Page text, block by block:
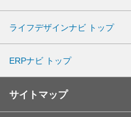
ライフデザインナビ トップ
ERPナビ トップ
サイトマップ